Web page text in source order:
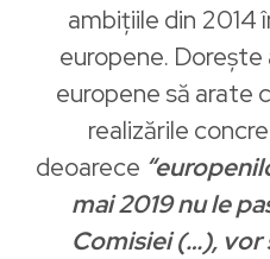
ambițiile din 2014
europene.
europene să arate
realizările
deoarece
mai 2019 nu le
Comisiei (…), vor